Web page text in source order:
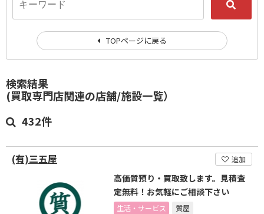
検索結果
(買取専門店関連の店舗/施設一覧）
432件
(有)三五屋 追加
高価質預り・買取致します。見積査
定無料！お気軽にご相談下さい
生活・サービス 質屋
TOPページに戻る